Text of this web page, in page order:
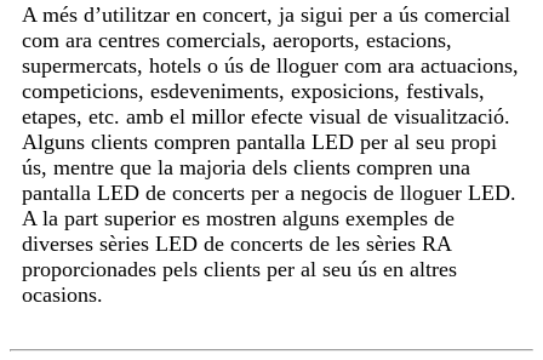
A més d’utilitzar en concert, ja sigui per a ús comercial
com ara centres comercials, aeroports, estacions,
supermercats, hotels o ús de lloguer com ara actuacions,
competicions, esdeveniments, exposicions, festivals,
etapes, etc. amb el millor efecte visual de visualització.
Alguns clients compren pantalla LED per al seu propi
ús, mentre que la majoria dels clients compren una
pantalla LED de concerts per a negocis de lloguer LED.
A la part superior es mostren alguns exemples de
diverses sèries LED de concerts de les sèries RA
proporcionades pels clients per al seu ús en altres
ocasions.